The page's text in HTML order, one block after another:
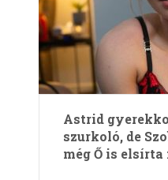
Astrid
szurkoló, de
még Ő is elsírta